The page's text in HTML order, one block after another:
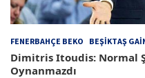
FENERBAHÇE BEKO BEŞIKTAŞ
Dimitris Itoudis: Normal
Oynanmazdı